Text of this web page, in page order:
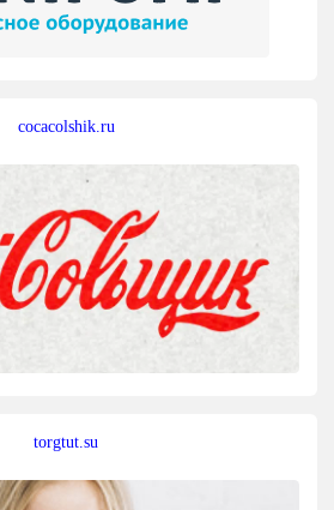
cocacolshik.ru
torgtut.su